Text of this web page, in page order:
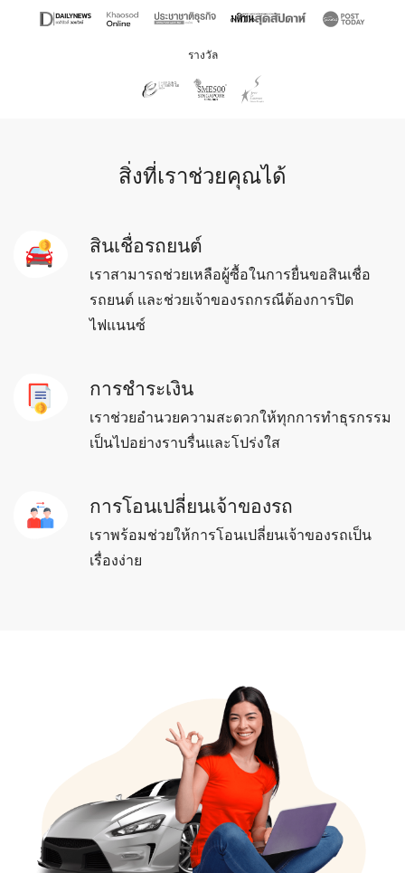
รางวัล
สิ่งที่เราช่วยคุณได้
สินเชื่อรถยนต์
เราสามารถช่วยเหลือผู้ซื้อในการยื่นขอสินเชื่อ
รถยนต์ และช่วยเจ้าของรถกรณีต้องการปิด
ไฟแนนซ์
การชำระเงิน
เราช่วยอำนวยความสะดวกให้ทุกการทำธุรกรรม
เป็นไปอย่างราบรื่นและโปร่งใส
การโอนเปลี่ยนเจ้าของรถ
เราพร้อมช่วยให้การโอนเปลี่ยนเจ้าของรถเป็น
เรื่องง่าย